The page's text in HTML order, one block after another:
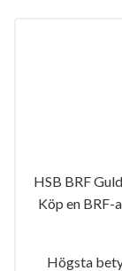
HSB BRF
Köp en BRF-
Högsta